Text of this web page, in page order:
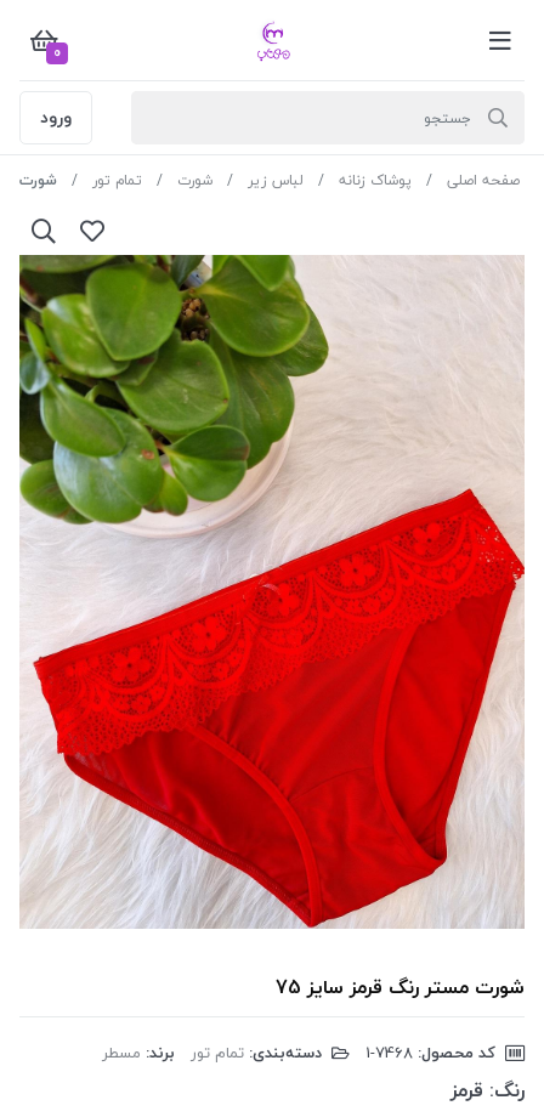
0
ورود
صفحه اصلی پوشاک زنانه لباس زیر شورت تمام تور شورت
شورت مستر رنگ قرمز سایز 75
کد محصول: دسته‌بندی: تمام تور برند: مسطر
رنگ: قرمز